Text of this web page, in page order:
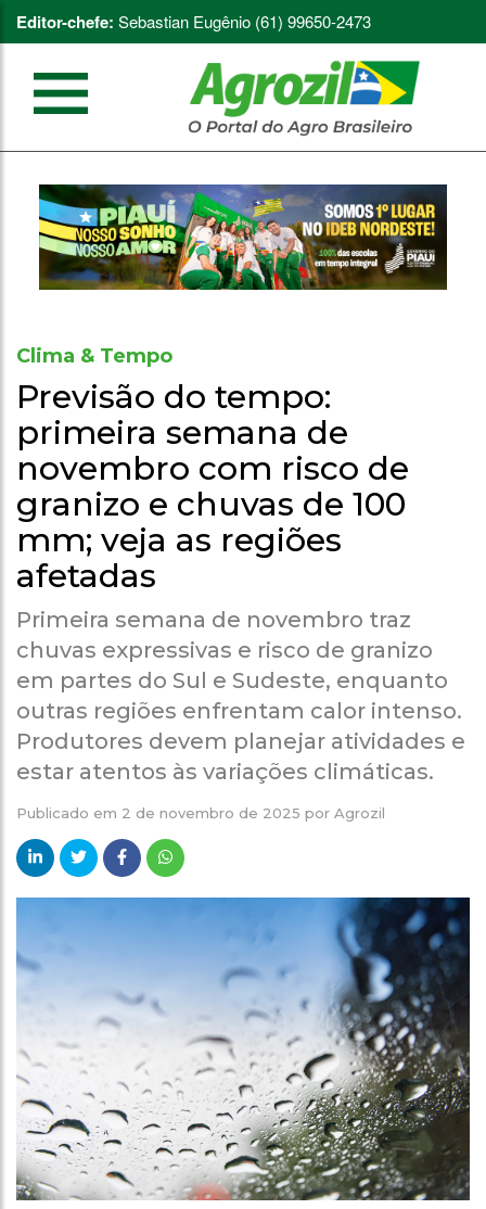
Editor-chefe: Sebastian Eugênio (61) 99650-2473
Clima & Tempo
Previsão do tempo:
primeira semana de
novembro com risco de
granizo e chuvas de 100
mm; veja as regiões
afetadas
Primeira semana de novembro traz
chuvas expressivas e risco de granizo
em partes do Sul e Sudeste, enquanto
outras regiões enfrentam calor intenso.
Produtores devem planejar atividades e
estar atentos às variações climáticas.
Publicado em 2 de novembro de 2025 por Agrozil